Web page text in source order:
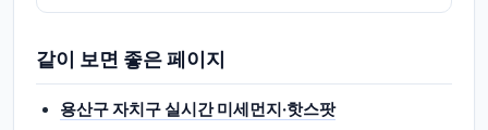
같이 보면 좋은 페이지
용산구 자치구 실시간 미세먼지·핫스팟